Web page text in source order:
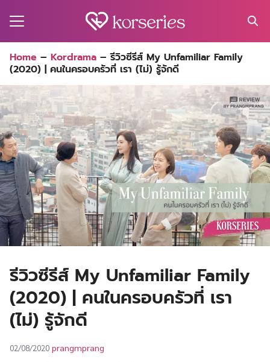
for:
Home – Kordrama –รีวิวซีรีส์ My Unfamiliar Family
(2020) | คนในครอบครัวที่ เรา (ไม่) รู้จักดี
รีวิวซีรีส์ My Unfamiliar Family
(2020) | คนในครอบครัวที่ เรา
(ไม่) รู้จักดี
02/08/2020 prangmprang